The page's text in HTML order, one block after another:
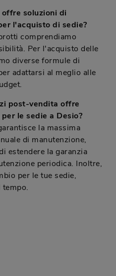
soluzioni di
l'acquisto di sedie?
comprendiamo
Per l'acquisto delle
diverse formule di
adattarsi al meglio alle
post-vendita offre
le sedie a Desio?
la massima
di manutenzione,
estendere la garanzia
periodica. Inoltre,
per le tue sedie,
tempo.